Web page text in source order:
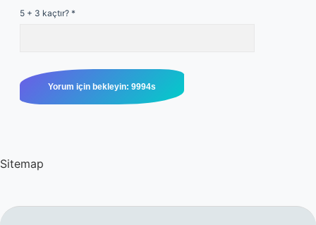
5 + 3 kaçtır? *
Sitemap